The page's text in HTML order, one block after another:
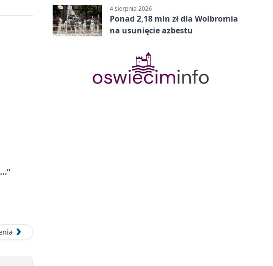
4 sierpnia 2026
Ponad 2,18 mln zł dla Wolbromia
na usunięcie azbestu